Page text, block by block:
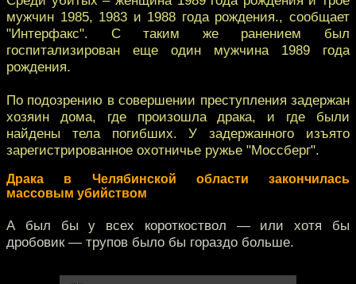
мужчин 1985, 1983 и 1988 года рождения., сообщает
"Интерфакс". С таким же ранением был
госпитализирован еще один мужчина 1989 года
рождения.
По подозрению в совершении преступления задержан
хозяин дома, где произошла драка, и где были
найдены тела погибших. У задержанного изъято
зарегистрированное охотничье ружье "Моссберг".
Драка в Челябинской области закончилась
массовым убийством
А был бы у всех короткоствол — или хотя бы
дробовик — трупов было бы гораздо больше.